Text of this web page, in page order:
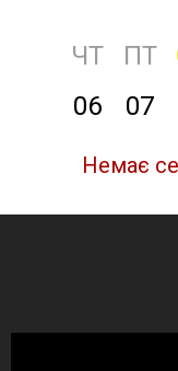
ЧТ ПТ
06
07
Немає